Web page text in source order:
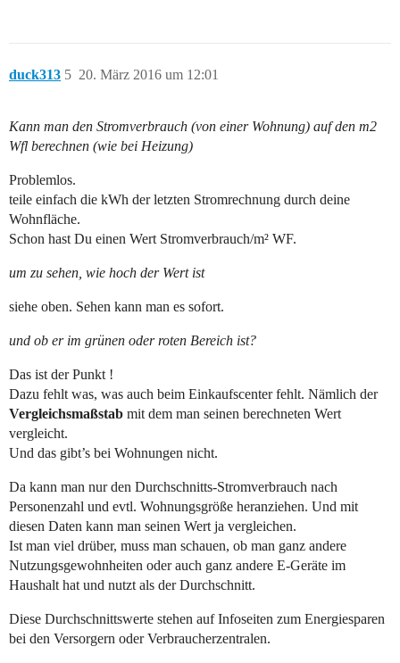
duck313 20. März 2016 um 12:01
5
Kann man den Stromverbrauch (von einer Wohnung) auf den m2
Wfl berechnen (wie bei Heizung)
Problemlos.
teile einfach die kWh der letzten Stromrechnung durch deine
Wohnfläche.
Schon hast Du einen Wert Stromverbrauch/m² WF.
um zu sehen, wie hoch der Wert ist
siehe oben. Sehen kann man es sofort.
und ob er im grünen oder roten Bereich ist?
Das ist der Punkt !
Dazu fehlt was, was auch beim Einkaufscenter fehlt. Nämlich der
Vergleichsmaßstab mit dem man seinen berechneten Wert
vergleicht.
Und das gibt’s bei Wohnungen nicht.
Da kann man nur den Durchschnitts-Stromverbrauch nach
Personenzahl und evtl. Wohnungsgröße heranziehen. Und mit
diesen Daten kann man seinen Wert ja vergleichen.
Ist man viel drüber, muss man schauen, ob man ganz andere
Nutzungsgewohnheiten oder auch ganz andere E-Geräte im
Haushalt hat und nutzt als der Durchschnitt.
Diese Durchschnittswerte stehen auf Infoseiten zum Energiesparen
bei den Versorgern oder Verbraucherzentralen.